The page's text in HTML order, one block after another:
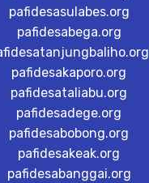
pafidesasulabes.org
pafidesabega.org
pafidesakaporo.org
pafidesataliabu.org
pafidesadege.org
pafidesabobong.org
pafidesakeak.org
pafidesabanggai.org